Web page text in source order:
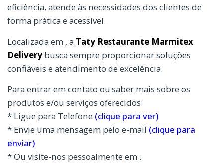
eficiência, atende às necessidades dos clientes de
forma prática e acessível.
Localizada em , a Taty Restaurante Marmitex
Delivery busca sempre proporcionar soluções
confiáveis e atendimento de excelência.
Para entrar em contato ou saber mais sobre os
produtos e/ou serviços oferecidos:
* Ligue para Telefone (clique para ver)
* Envie uma mensagem pelo e-mail (clique para
enviar)
* Ou visite-nos pessoalmente em .